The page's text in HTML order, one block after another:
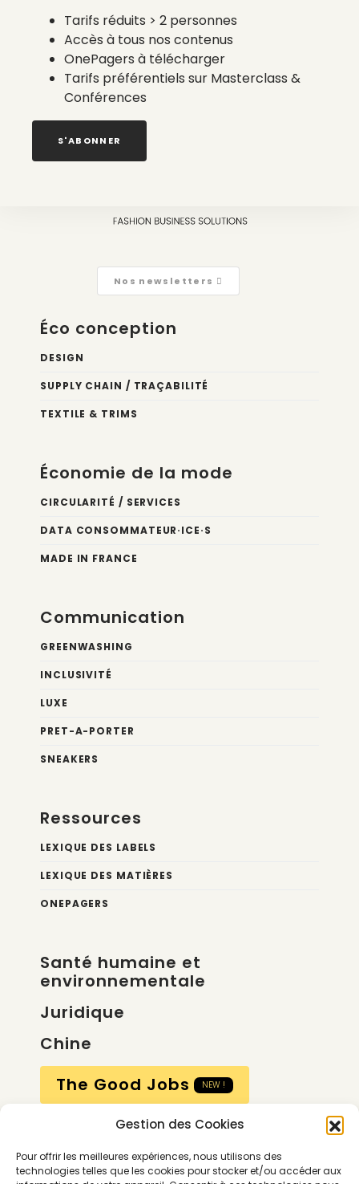
Gestion des Cookies
Pour offrir les meilleures expériences, nous utilisons des
technologies telles que les cookies pour stocker et/ou accéder aux
Pop up store voie 21, du
20/11/2023 au 03/12/2023
79 rue des Gravilliers,
Paris 3ème
Nos newsletters
Éco conception
DESIGN
SUPPLY CHAIN / TRAÇABILITÉ
TEXTILE & TRIMS
Économie de la mode
CIRCULARITÉ / SERVICES
DATA CONSOMMATEUR·ICE·S
MADE IN FRANCE
Communication
GREENWASHING
INCLUSIVITÉ
LUXE
PRET-A-PORTER
SNEAKERS
Ressources
LEXIQUE DES LABELS
LEXIQUE DES MATIÈRES
ONEPAGERS
Santé humaine et
environnementale
Juridique
Chine
The Good Jobs
NEW !
Compte
Calendrier
Tarifs réduits > 2 personnes
Accès à tous nos contenus
OnePagers à télécharger
Tarifs préférentiels sur Masterclass &
Conférences
S'ABONNER